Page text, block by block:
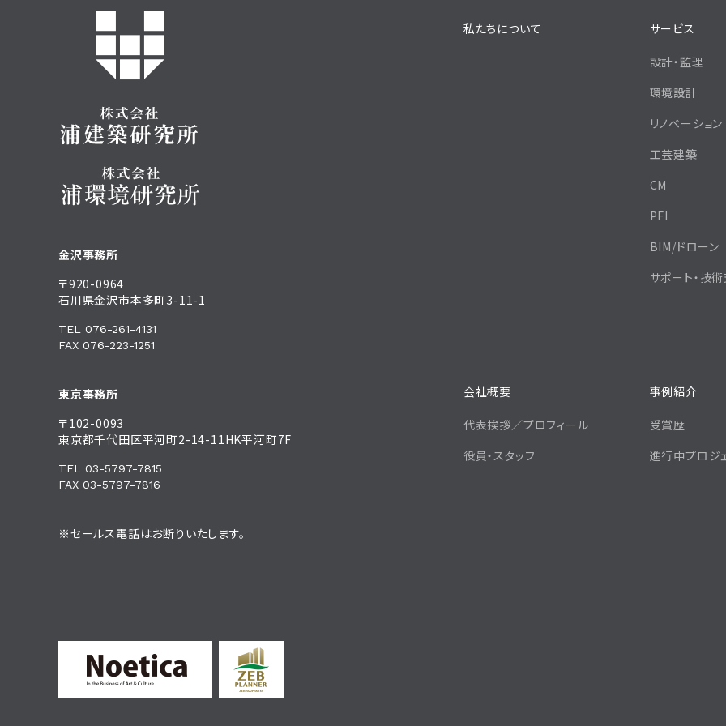
金沢事務所
〒920-0964
石川県金沢市本多町3-11-1
TEL 076-261-4131
FAX 076-223-1251
東京事務所
〒102-0093
東京都千代田区平河町2-14-11HK平河町7F
TEL 03-5797-7815
FAX 03-5797-7816
※セールス電話はお断りいたします。
私たちについて
会社概要
代表挨拶／プロフィール
役員・スタッフ
サービス
設計・監理
環境設計
リノベーション
工芸建築
CM
PFI
BIM/ドローン
サポート・技
事例紹介
受賞歴
進行中プロジ